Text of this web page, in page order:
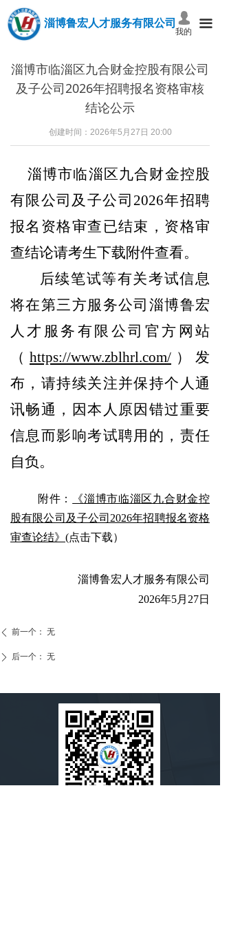
淄博鲁宏人才服务有限公司 끀
넙
我的
淄博市临淄区九合财金控股有限公司
及子公司2026年招聘报名资格审核
结论公示
创建时间： 2026年5月27日 20:00
淄博市临淄区九合财金控股
有限公司及子公司2026年招聘
报名资格审查已结束， 资格审
查结论请考生下载附件查看。
后续笔试等有关考试信息
将在第三方服务公司淄博鲁宏
人才服务有限公司官方网站
（ https://www.zblhrl.com/ ）发
布，请持续关注并保持个人通
讯畅通，因本人原因错过重要
信息而影响考试聘用的，责任
自负。
附件：
《淄博市临淄区九合财金控
股有限公司及子公司2026年招聘报名资格
审查论结》 (点击下载）
淄博鲁宏人才服务有限公司
2026年5月27日
ꄲ 后一个： 无
ꄴ 前一个： 无